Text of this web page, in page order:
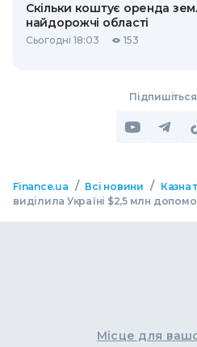
Скільки коштує оренда
найдорожчі області
Сьогодні 18:03 153
Finance.ua / Всі новини / Казна
виділила Україні $2,5 млн
Місце для